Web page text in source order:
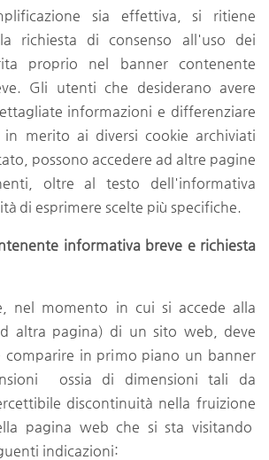
sia effettiva, si ritiene
richiesta di consenso all'uso dei
proprio nel banner contenente
Gli utenti che desiderano avere
informazioni e differenziare
merito ai diversi cookie archiviati
possono accedere ad altre pagine
oltre al testo dell'informativa
di esprimere scelte più specifiche.
informativa breve e richiesta
nel momento in cui si accede alla
altra pagina) di un sito web, deve
comparire in primo piano un banner
ossia di dimensioni tali da
discontinuità nella fruizione
pagina web che si sta visitando
indicazioni: